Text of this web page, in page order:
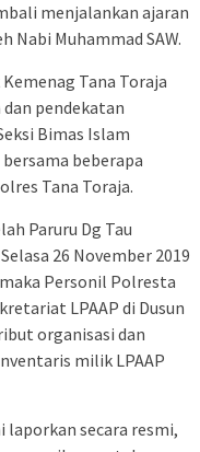
menjalankan ajaran
Nabi Muhammad SAW.
Tana Toraja
pendekatan
Bimas Islam
beberapa
Tana Toraja.
Paruru Dg Tau
26 November 2019
Personil Polresta
LPAAP di Dusun
organisasi dan
milik LPAAP
laporkan secara resmi,